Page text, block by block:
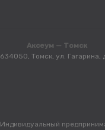
Аксеум — Томск
634050, Томск, ул. Гагарина,
Индивидуальный